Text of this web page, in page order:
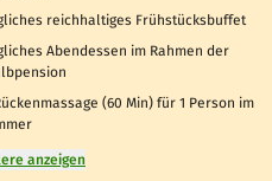
reichhaltiges Frühstücksbuffet
Abendessen im Rahmen der
(60 Min) für 1 Person im
anzeigen